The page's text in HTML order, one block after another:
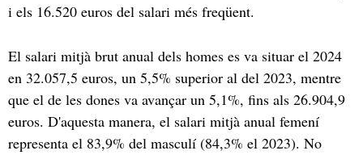
i els 16.520 euros del salari més freqüent.
El salari mitjà brut anual dels homes es va situar el 2024
en 32.057,5 euros, un 5,5% superior al del 2023, mentre
que el de les dones va avançar un 5,1%, fins als 26.904,9
euros. D'aquesta manera, el salari mitjà anual femení
representa el 83,9% del masculí (84,3% el 2023). No